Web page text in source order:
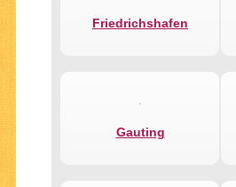
Friedrichshafen
Gauting